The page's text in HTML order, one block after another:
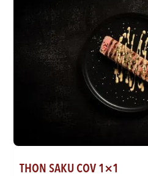
THON SAKU COV 1×1